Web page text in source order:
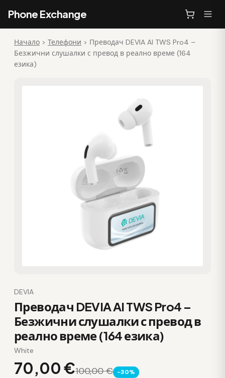
Phone Exchange
Начало > Телефони > Преводач DEVIA AI TWS Pro4 –
Безжични слушалки с превод в реално време (164
езика)
DEVIA
Преводач DEVIA AI TWS Pro4 –
Безжични слушалки с превод в
реално време (164 езика)
White
70,00 €100,00 € -30%